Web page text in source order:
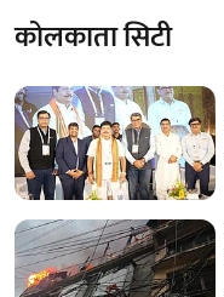
कोलकाता सिटी